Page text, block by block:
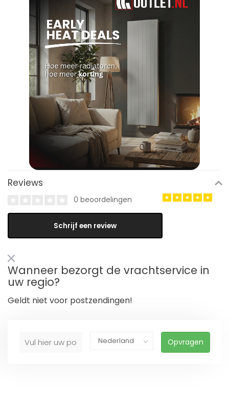
Reviews
0 beoordelingen
Schrijf een review
Wanneer bezorgt de vrachtservice in
uw regio?
Geldt niet voor postzendingen!
Opvragen